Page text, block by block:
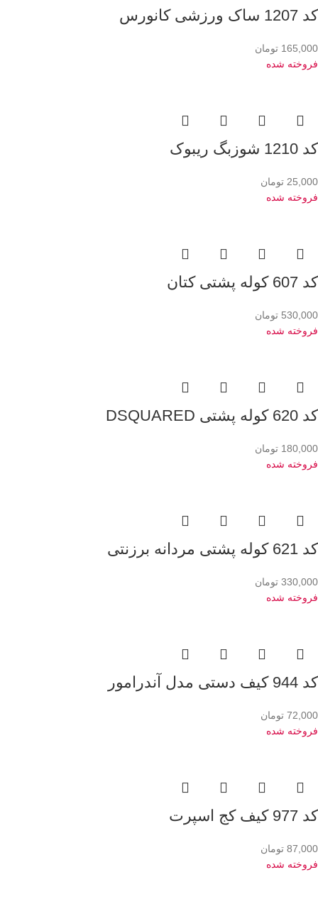
کد 1207 ساک ورزشی کانورس
165,000 تومان
فروخته شده
کد 1210 شوزبگ ریبوک
25,000 تومان
فروخته شده
کد 607 کوله پشتی کتان
530,000 تومان
فروخته شده
کد 620 کوله پشتی DSQUARED
180,000 تومان
فروخته شده
کد 621 کوله پشتی مردانه برزنتی
330,000 تومان
فروخته شده
کد 944 کیف دستی مدل آندرامور
72,000 تومان
فروخته شده
کد 977 کیف کج اسپرت
87,000 تومان
فروخته شده